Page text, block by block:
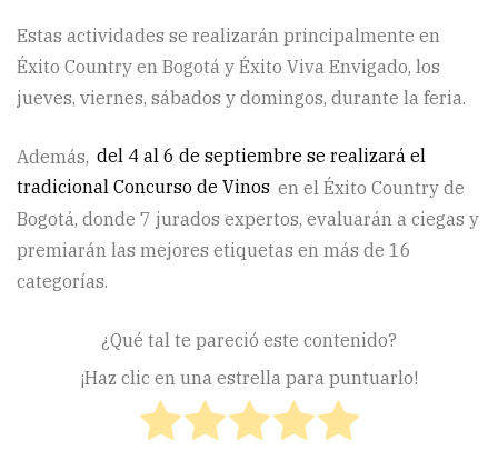
Estas actividades se realizarán principalmente en
Éxito Country en Bogotá y Éxito Viva Envigado, los
jueves, viernes, sábados y domingos, durante la feria.
Además, del 4 al 6 de septiembre se realizará el
tradicional Concurso de Vinos en el Éxito Country de
Bogotá, donde 7 jurados expertos, evaluarán a ciegas y
premiarán las mejores etiquetas en más de 16
categorías.
¿Qué tal te pareció este contenido?
¡Haz clic en una estrella para puntuarlo!